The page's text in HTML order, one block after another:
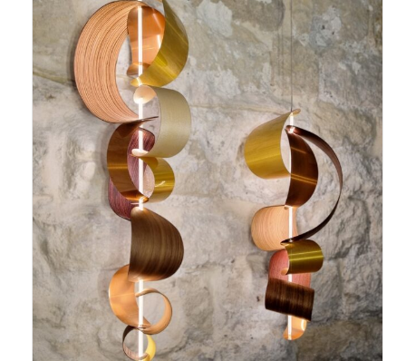
Les champs marqués de * sont obligatoires